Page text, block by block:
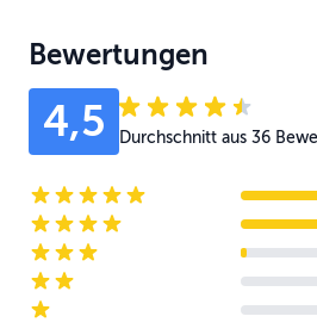
Bewertungen
4,5 Durchschnitt aus 36
5-star reviews
4-star reviews
3-star reviews
2-star reviews
1-star reviews